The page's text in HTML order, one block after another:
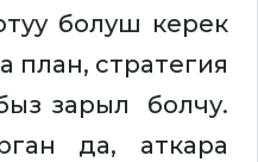
болуш керек
план, стратегия
зарыл болчу.
да, аткара